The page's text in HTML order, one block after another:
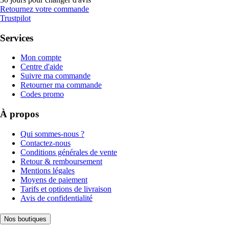
Retournez votre commande
Trustpilot
Services
Mon compte
Centre d'aide
Suivre ma commande
Retourner ma commande
Codes promo
À propos
Qui sommes-nous ?
Contactez-nous
Conditions générales de vente
Retour & remboursement
Mentions légales
Moyens de paiement
Tarifs et options de livraison
Avis de confidentialité
Nos boutiques